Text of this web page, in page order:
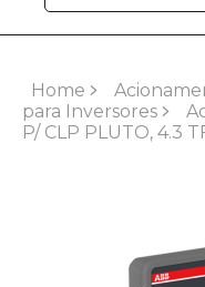
Home
para Inversores
P/ CLP PLUTO, 4.3